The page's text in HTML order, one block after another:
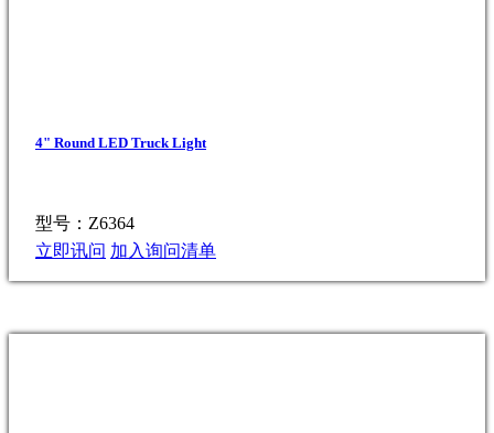
4" Round LED Truck Light
型号：Z6364
立即讯问 加入询问清单